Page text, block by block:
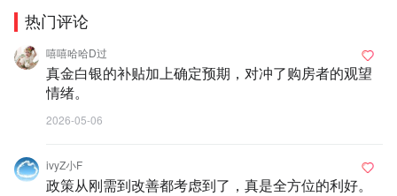
热门评论
嘻嘻哈哈D过
真金白银的补贴加上确定预期，对冲了购房者的观望
情绪。
2026-05-06
ivyZ小F
政策从刚需到改善都考虑到了，真是全方位的利好。